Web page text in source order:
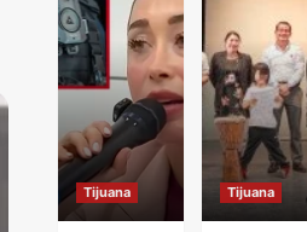
Tijuana Tijuana